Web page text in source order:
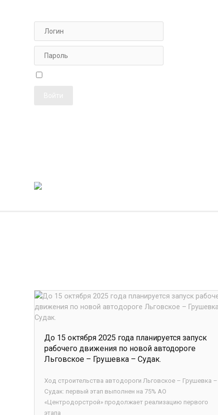
До 15 октября 2025 года планируется запуск
рабочего движения по новой автодороге
Льговское – Грушевка – Судак.
Ход строительства автодороги Льговское – Грушевка –
Судак: первый этап выполнен на 75% АО
«Центродорстрой» продолжает реализацию первого
этапа